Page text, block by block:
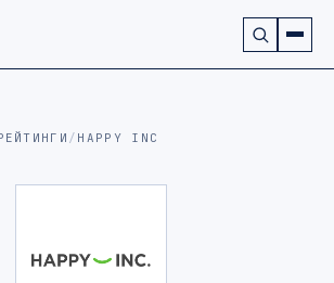
канал в Telegram (откроется в
/ HAPPY INC